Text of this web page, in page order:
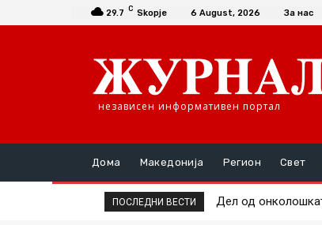
29.7 C Skopje 6 August, 2026 За нас
независен информативен портал
Дома Македонија Регион Свет
ПОСЛЕДНИ ВЕСТИ Дел од онколошката
Жештините во